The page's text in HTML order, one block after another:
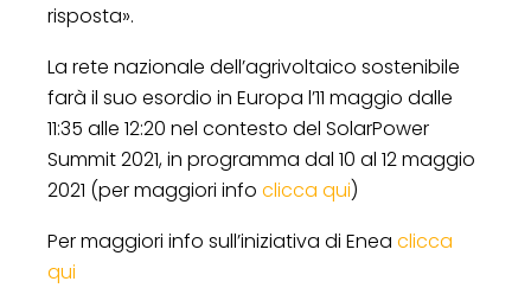
risposta».
La rete nazionale dell’agrivoltaico sostenibile
farà il suo esordio in Europa l’11 maggio dalle
11:35 alle 12:20 nel contesto del SolarPower
Summit 2021, in programma dal 10 al 12 maggio
2021 (per maggiori info clicca qui)
Per maggiori info sull’iniziativa di Enea clicca
qui